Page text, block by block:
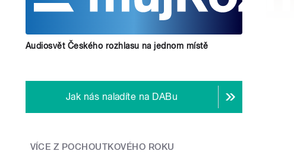
Audiosvět Českého rozhlasu na jednom místě
Jak nás naladíte na DABu
VÍCE Z POCHOUTKOVÉHO ROKU